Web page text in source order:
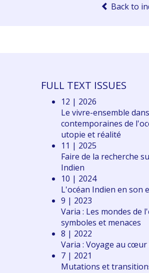
Back to
FULL TEXT ISSUES
12 | 2026
Le vivre-ensemble
contemporaines de
utopie et réalité
11 | 2025
Faire de la recherche
Indien
10 | 2024
L'océan Indien en son
9 | 2023
Varia : Les mondes de
symboles et menaces
8 | 2022
Varia : Voyage au cœur
7 | 2021
Mutations et